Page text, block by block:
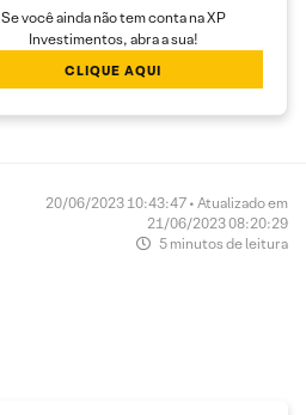
Se você ainda não tem conta na XP
Investimentos, abra a sua!
CLIQUE AQUI
20/06/2023 10:43:47 • Atualizado em
21/06/2023 08:20:29
5 minutos de leitura